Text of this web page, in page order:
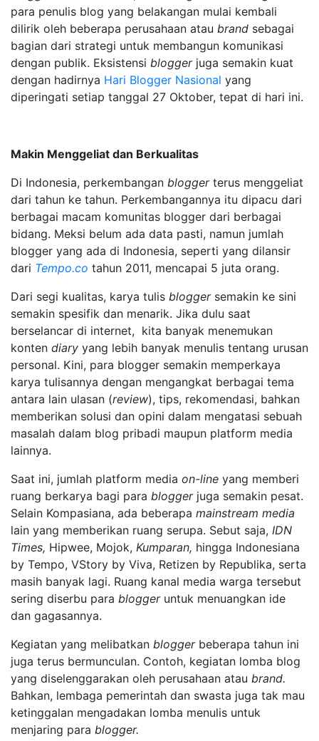
para penulis blog yang belakangan mulai kembali
dilirik oleh beberapa perusahaan atau brand sebagai
bagian dari strategi untuk membangun komunikasi
dengan publik. Eksistensi bloggerjuga semakin kuat
dengan hadirnya Hari Blogger Nasional yang
diperingati setiap tanggal 27 Oktober, tepat di hari ini.
Makin Menggeliat dan Berkualitas
Di Indonesia, perkembangan bloggerterus menggeliat
dari tahun ke tahun. Perkembangannya itu dipacu dari
berbagai macam komunitas blogger dari berbagai
bidang. Meksi belum ada data pasti, namun jumlah
blogger yang ada di Indonesia, seperti yang dilansir
dari Tempo.co tahun 2011, mencapai 5 juta orang.
Dari segi kualitas, karya tulis blogger semakin ke sini
semakin spesifik dan menarik. Jika dulu saat
berselancar di internet, kita banyak menemukan
konten diary yang lebih banyak menulis tentang urusan
personal. Kini, para blogger semakin memperkaya
karya tulisannya dengan mengangkat berbagai tema
antara lain ulasan (review), tips, rekomendasi, bahkan
memberikan solusi dan opini dalam mengatasi sebuah
masalah dalam blog pribadi maupun platform media
lainnya.
Saat ini, jumlah platform media on-line yang memberi
ruang berkarya bagi para bloggerjuga semakin pesat.
Selain Kompasiana, ada beberapa mainstream media
lain yang memberikan ruang serupa. Sebut saja, IDN
Times, Hipwee, Mojok, Kumparan, hingga Indonesiana
by Tempo, VStory by Viva, Retizen by Republika, serta
masih banyak lagi. Ruang kanal media warga tersebut
sering diserbu para bloggeruntuk menuangkan ide
dan gagasannya.
Kegiatan yang melibatkan bloggerbeberapa tahun ini
juga terus bermunculan. Contoh, kegiatan lomba blog
yang diselenggarakan oleh perusahaan atau brand.
Bahkan, lembaga pemerintah dan swasta juga tak mau
ketinggalan mengadakan lomba menulis untuk
menjaring para blogger.